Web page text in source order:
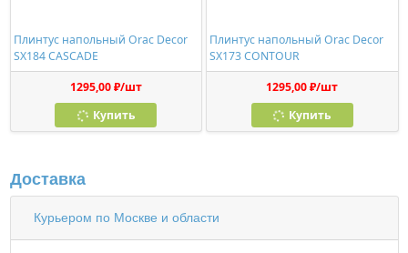
Плинтус напольный Orac Decor
SX184 CASCADE
1295,00 ₽/шт
Купить
Плинтус напольный Orac Decor
SX173 CONTOUR
1295,00 ₽/шт
Купить
Доставка
Курьером по Москве и области